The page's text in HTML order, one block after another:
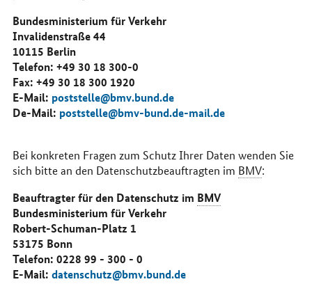
Bundesministerium für Verkehr
Invalidenstraße 44
10115 Berlin
Telefon: +49 30 18 300-0
Fax: +49 30 18 300 1920
E-Mail: poststelle@bmv.bund.de
De-Mail: poststelle@bmv-bund.de-mail.de
Bei konkreten Fragen zum Schutz Ihrer Daten wenden Sie
sich bitte an den Datenschutzbeauftragten im BMV:
Beauftragter für den Datenschutz im BMV
Bundesministerium für Verkehr
Robert-Schuman-Platz 1
53175 Bonn
Telefon: 0228 99 - 300 - 0
E-Mail: datenschutz@bmv.bund.de